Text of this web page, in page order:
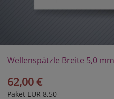
Wellenspätzle Breite 5,0 mm
62,00 €
Paket EUR 8,50